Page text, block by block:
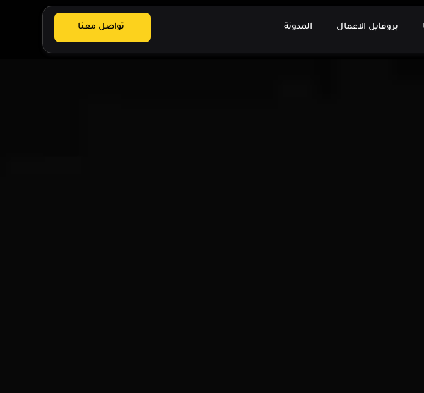
بروفايل الاعمال المدونة تواصل معنا